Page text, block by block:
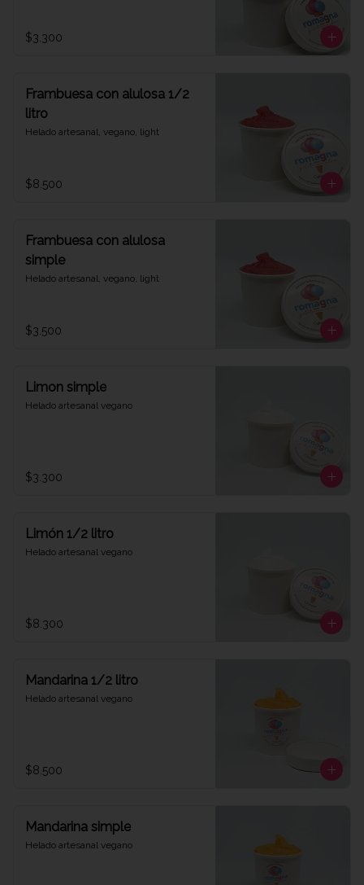
$3.300
Frambuesa con alulosa 1/2
litro
Helado artesanal, vegano, light
$8.500
Frambuesa con alulosa
simple
Helado artesanal, vegano, light
$3.500
Limon simple
Helado artesanal vegano
$3.300
Limón 1/2 litro
Helado artesanal vegano
$8.300
Mandarina 1/2 litro
Helado artesanal vegano
$8.500
Mandarina simple
Helado artesanal vegano